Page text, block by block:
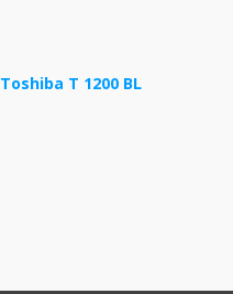
Toshiba T 1200 BL